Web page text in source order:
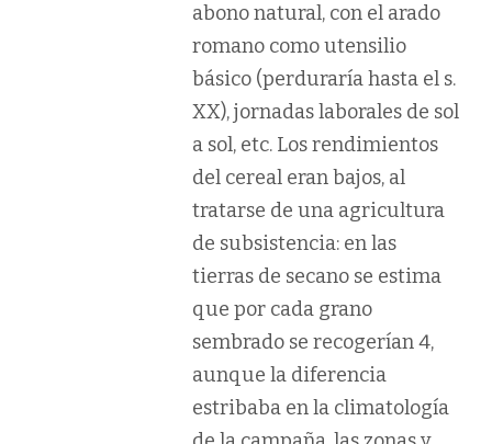
abono natural, con el arado
romano como utensilio
básico (perduraría hasta el s.
XX), jornadas laborales de sol
a sol, etc. Los rendimientos
del cereal eran bajos, al
tratarse de una agricultura
de subsistencia: en las
tierras de secano se estima
que por cada grano
sembrado se recogerían 4,
aunque la diferencia
estribaba en la climatología